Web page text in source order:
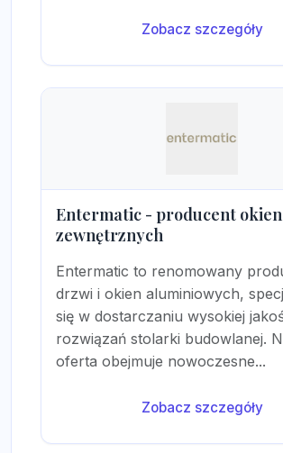
Zobacz szczegóły
Entermatic - producent
zewnętrznych
Entermatic to renomowany
drzwi i okien aluminiowych,
się w dostarczaniu wysokiej
rozwiązań stolarki budowlanej.
oferta obejmuje nowoczesne...
Zobacz szczegóły